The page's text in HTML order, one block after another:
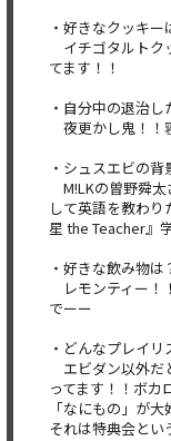
・好きなクッキー
イチゴタルトク
てます！！
・自分中の退治し
夜更かし鬼！！
・シュスエビの背
M!LKの曽野舜太
して英語を教わり
星 the Teacher』
・好きな飲み物は
レモンティー！
でーー
・どんなプレイ
エビダン以外だ
ってます！！ボ
「なにもの」が
それは特典会とい